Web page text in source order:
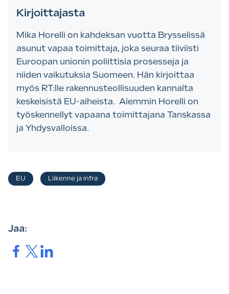
Kirjoittajasta
Mika Horelli on kahdeksan vuotta Brysselissä
asunut vapaa toimittaja, joka seuraa tiiviisti
Euroopan unionin poliittisia prosesseja ja
niiden vaikutuksia Suomeen. Hän kirjoittaa
myös RT:lle rakennusteollisuuden kannalta
keskeisistä EU-aiheista. Aiemmin Horelli on
työskennellyt vapaana toimittajana Tanskassa
ja Yhdysvalloissa.
Asiasanat
EU Liikenne ja infra
Jaa:
Jaa. Jaa.Jaa.